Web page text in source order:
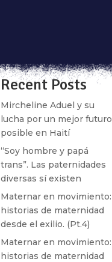
Recent Posts
Mircheline Aduel y su
lucha por un mejor futuro
posible en Haití
“Soy hombre y papá
trans”. Las paternidades
diversas sí existen
Maternar en movimiento:
historias de maternidad
desde el exilio. (Pt.4)
Maternar en movimiento:
historias de maternidad